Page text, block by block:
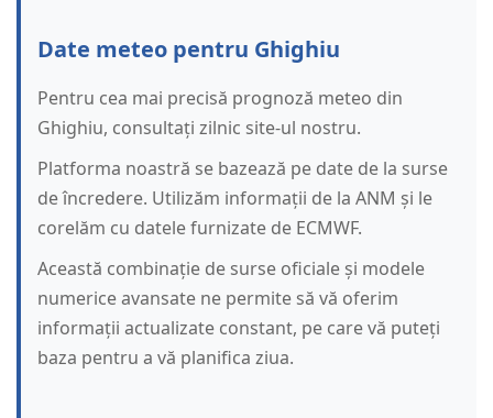
Date meteo pentru Ghighiu
Pentru cea mai precisă prognoză meteo din
Ghighiu, consultați zilnic site-ul nostru.
Platforma noastră se bazează pe date de la surse
de încredere. Utilizăm informații de la ANM și le
corelăm cu datele furnizate de ECMWF.
Această combinație de surse oficiale și modele
numerice avansate ne permite să vă oferim
informații actualizate constant, pe care vă puteți
baza pentru a vă planifica ziua.